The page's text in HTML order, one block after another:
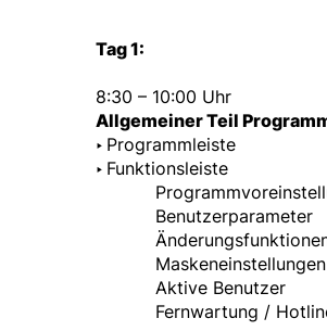
Tag 1:
8:30 – 10:00 Uhr
Allgemeiner Teil
‣ Programmleiste
‣ Funktionsleiste
Benutzerparameter
Maskeneinstellungen
Aktive Benutzer
Fernwartung /